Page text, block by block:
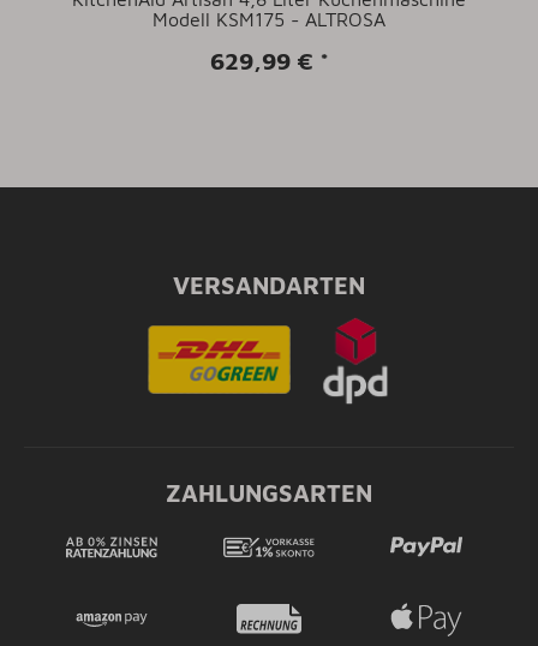
Modell KSM175 - ALTROSA
629,99 € *
VERSANDARTEN
ZAHLUNGSARTEN